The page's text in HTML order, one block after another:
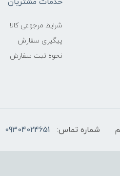
شرایط مرجوعی کالا
پیگیری سفارش
نحوه ثبت سفارش
شماره تماس: 09304024651